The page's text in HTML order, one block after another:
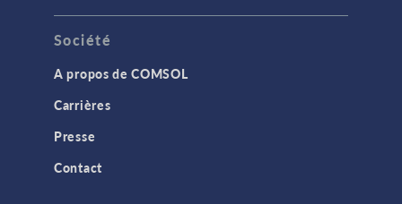
Société
A propos de COMSOL
Carrières
Presse
Contact